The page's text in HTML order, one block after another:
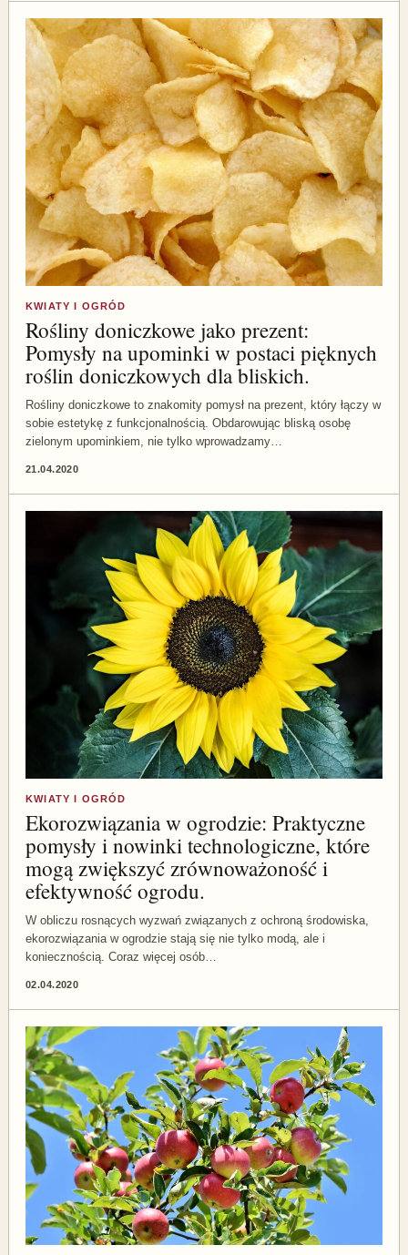
KWIATY I OGRÓD
Rośliny doniczkowe jako prezent:
Pomysły na upominki w postaci pięknych
roślin doniczkowych dla bliskich.
Rośliny doniczkowe to znakomity pomysł na prezent, który łączy w
sobie estetykę z funkcjonalnością. Obdarowując bliską osobę
zielonym upominkiem, nie tylko wprowadzamy…
21.04.2020
KWIATY I OGRÓD
Ekorozwiązania w ogrodzie: Praktyczne
pomysły i nowinki technologiczne, które
mogą zwiększyć zrównoważoność i
efektywność ogrodu.
W obliczu rosnących wyzwań związanych z ochroną środowiska,
ekorozwiązania w ogrodzie stają się nie tylko modą, ale i
koniecznością. Coraz więcej osób…
02.04.2020